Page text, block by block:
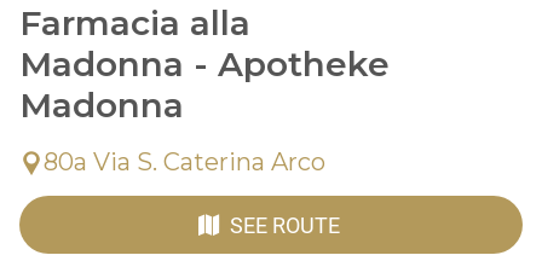
Farmacia alla
Madonna - Apotheke
Madonna
80a Via S. Caterina Arco
SEE ROUTE